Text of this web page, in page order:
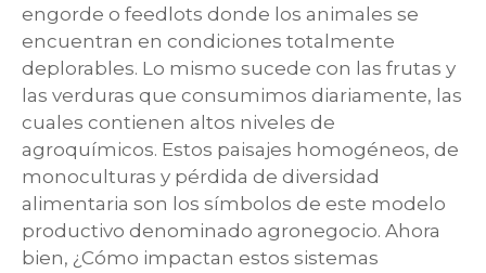
engorde o feedlots donde los animales se
encuentran en condiciones totalmente
deplorables. Lo mismo sucede con las frutas y
las verduras que consumimos diariamente, las
cuales contienen altos niveles de
agroquímicos. Estos paisajes homogéneos, de
monoculturas y pérdida de diversidad
alimentaria son los símbolos de este modelo
productivo denominado agronegocio. Ahora
bien, ¿Cómo impactan estos sistemas